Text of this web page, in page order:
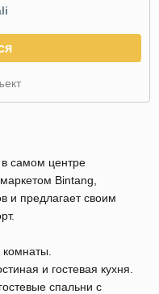
самом центре
Bintang,
и предлагает своим
и гостевая кухня.
спальни с